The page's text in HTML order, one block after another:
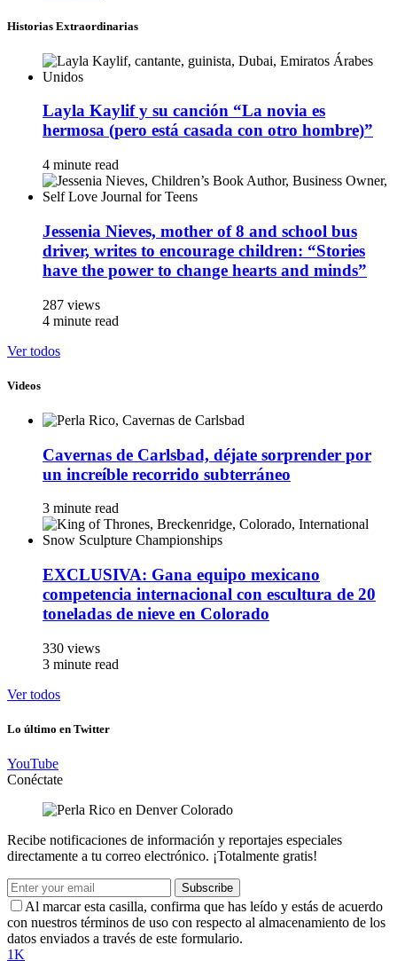
Historias Extraordinarias
Layla Kaylif y su canción “La novia es
hermosa (pero está casada con otro hombre)”
4 minute read
Jessenia Nieves, mother of 8 and school bus
driver, writes to encourage children: “Stories
have the power to change hearts and minds”
287 views
4 minute read
Ver todos
Videos
Cavernas de Carlsbad, déjate sorprender por
un increíble recorrido subterráneo
3 minute read
EXCLUSIVA: Gana equipo mexicano
competencia internacional con escultura de 20
toneladas de nieve en Colorado
330 views
3 minute read
Ver todos
Lo último en Twitter
YouTube
Conéctate
Recibe notificaciones de información y reportajes especiales
directamente a tu correo electrónico. ¡Totalmente gratis!
Subscribe
Al marcar esta casilla, confirma que has leído y estás de acuerdo
con nuestros términos de uso con respecto al almacenamiento de los
datos enviados a través de este formulario.
1K